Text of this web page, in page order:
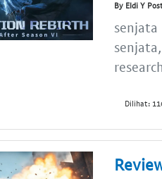
By Eldi Y
Dilihat: